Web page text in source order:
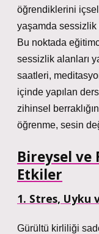
öğrendiklerini
yaşamda
Bu noktada
sessizlik alanları
saatleri,
içinde yapılan
zihinsel
öğrenme, sesin
Bireysel ve
Etkiler
1. Stres, Uyku
Gürültü kirliliği